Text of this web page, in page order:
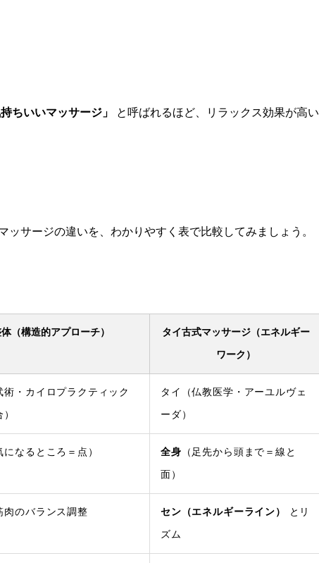
ちいいマッサージ」 と呼ばれるほど、リラックス効果が高い
ッサージの違いを、わかりやすく表で比較してみましょう。
（構造的アプローチ） タイ古式マッサージ（エネルギー
ワーク）
術・カイロプラクティック タイ（仏教医学・アーユルヴェ
ーダ）
になるところ＝点） 全身 （足先から頭まで＝線と
面）
肉のバランス調整 セン（エネルギーライン） とリ
ズム